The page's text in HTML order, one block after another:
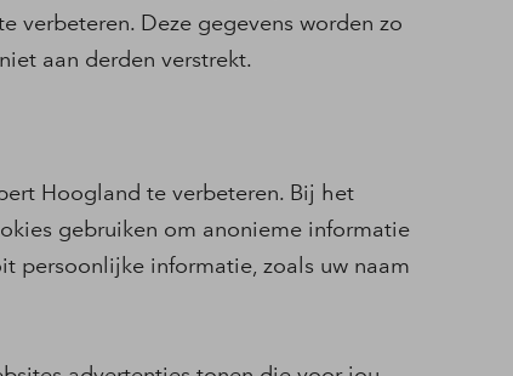
verbeteren. Deze gegevens worden zo
aan derden verstrekt.
Hoogland te verbeteren. Bij het
gebruiken om anonieme informatie
persoonlijke informatie, zoals uw naam